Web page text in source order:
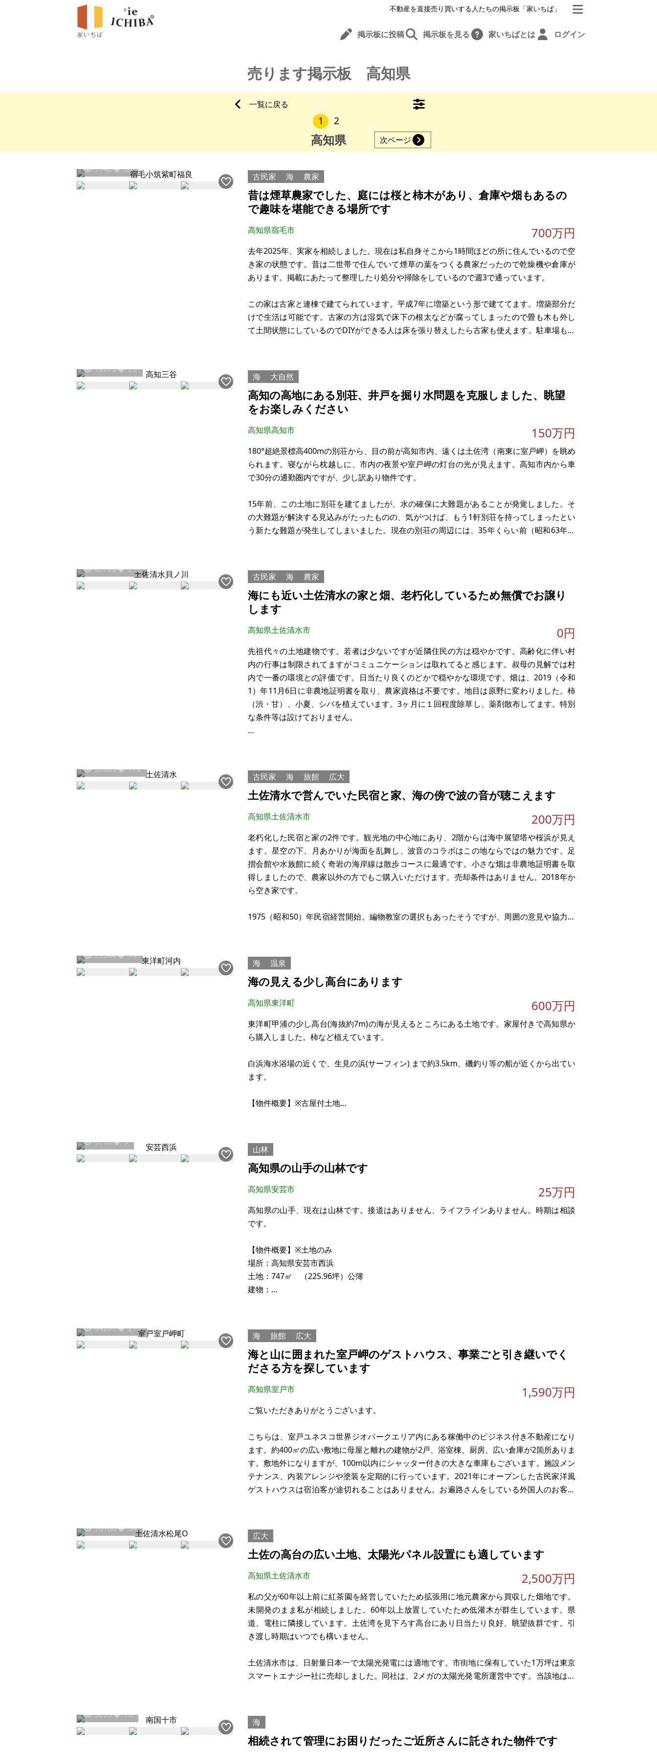
不動産を直接売り買いする人たちの掲示板「家いちば」
掲示板に投稿 掲示板を見る 家いちばとは ログイン
売ります掲示板 高知県
一覧に戻る
1 2
高知県 次ページ
5142 30
古民家 海 農家
昔は煙草農家でした、庭には桜と柿木があり、倉庫や畑もあるの
で趣味を堪能できる場所です
高知県宿毛市 700万円
去年2025年、実家を相続しました。現在は私自身そこから1時間ほどの所に住んでいるので空
き家の状態です。昔は二世帯で住んでいて煙草の葉をつくる農家だったので乾燥機や倉庫が
あります。掲載にあたって整理したり処分や掃除をしているので週3で通っています。
この家は古家と連棟で建てられています。平成7年に増築という形で建ててます。増築部分だ
けで生活は可能です。古家の方は湿気で床下の根太などが腐ってしまったので畳も木も外し
て土間状態にしているのでDIYができる人は床を張り替えしたら古家も使えます。駐車場も何
12076
26
海 大自然
高知の高地にある別荘、井戸を掘り水問題を克服しました、眺望
をお楽しみください
高知県高知市 150万円
180°超絶景標高400mの別荘から、目の前が高知市内、遠くは土佐湾（南東に室戸岬）を眺め
られます。寝ながら枕越しに、市内の夜景や室戸岬の灯台の光が見えます。高知市内から車
で30分の通勤圏内ですが、少し訳あり物件です。
15年前、この土地に別荘を建てましたが、水の確保に大難題があることが発覚しました。そ
の大難題が解決する見込みがたったものの、気がつけば、もう1軒別荘を持ってしまったとい
う新たな難題が発生してしまいました。現在の別荘の周辺には、35年くらい前（昭和63年）
43766
212
古民家 海 農家
海にも近い土佐清水の家と畑、老朽化しているため無償でお譲り
します
高知県土佐清水市 0円
先祖代々の土地建物です。若者は少ないですが近隣住民の方は穏やかです。高齢化に伴い村
内の行事は制限されてますがコミュニケーションは取れてると感じます。叔母の見解では村
内で一番の環境との評価です。日当たり良くのどかで穏やかな環境です。畑は、2019（令和
1）年11月6日に非農地証明書を取り、農家資格は不要です。地目は原野に変わりました。柿
（渋・甘）、小夏、シバを植えています。3ヶ月に１回程度除草し、薬剤散布してます。特別
な条件等は設けておりません。
成21）10年母他界し、慣習に従い引き継ぎました。
35689 172
古民家 海 旅館 広大
土佐清水で営んでいた民宿と家、海の傍で波の音が聴こえます
高知県土佐清水市 200万円
老朽化した民宿と家の2件です。観光地の中心地にあり、2階からは海中展望塔や桜浜が見え
ます。星空の下、月あかりが海面を乱舞し、波音のコラボはこの地ならではの魅力です。足
摺会館や水族館に続く奇岩の海岸線は散歩コースに最適です。小さな畑は非農地証明書を取
得しましたので、農家以外の方でもご購入いただけます。売却条件はありません。2018年か
ら空き家です。
1975（昭和50）年民宿経営開始。編物教室の選択もあったそうですが、周囲の意見や協力に
20344
74
海 温泉
海の見える少し高台にあります
高知県東洋町 600万円
東洋町甲浦の少し高台(海抜約7m)の海が見えるところにある土地です。家屋付きで高知県か
ら購入しました。柿など植えています。
白浜海水浴場の近くで、生見の浜(サーフィン) まで約3.5km、磯釣り等の船が近くから出てい
ます。
【物件概要】※古屋付土地
建物：60.45㎡(18.2坪)
構造：鉄筋コンクリートブロック造陸屋根平家建
現況：空き家
※現状有姿、および公簿売買でのお取引きとなります。
5796 9
山林
高知県の山手の山林です
高知県安芸市 25万円
高知県の山手、現在は山林です。接道はありません、ライフラインありません。時期は相談
です。
【物件概要】※土地のみ
場所：高知県安芸市西浜
土地：747㎡ （225.96坪）公簿
建物：
希望価格：25万円（相談可）
※現状有姿、および公簿売買でのお取引きとなります。
合意される場合もあります。
ります。ご購入に際しては十分ご留意の上、ご判断ください。
44201 216
海 旅館 広大
海と山に囲まれた室戸岬のゲストハウス、事業ごと引き継いでく
ださる方を探しています
高知県室戸市 1,590万円
ご覧いただきありがとうございます。
こちらは、室戸ユネスコ世界ジオパークエリア内にある稼働中のビジネス付き不動産になり
ます。約400㎡の広い敷地に母屋と離れの建物が2戸、浴室棟、厨房、広い倉庫が2箇所ありま
す。敷地外になりますが、100m以内にシャッター付きの大きな車庫もございます。施設メン
テナンス、内装アレンジや塗装を定期的に行っています。2021年にオープンした古民家洋風
ゲストハウスは宿泊客が途切れることはありません。お遍路さんをしている外国人のお客様
10188
34
広大
土佐の高台の広い土地、太陽光パネル設置にも適しています
高知県土佐清水市 2,500万円
私の父が60年以上前に紅茶園を経営していたため拡張用に地元農家から買収した畑地です。
未開発のまま私が相続しました。60年以上放置していたため低灌木が群生しています。県
道、電柱に隣接しています。土佐湾を見下ろす高台にあり日当たり良好、眺望抜群です。引
き渡し時期はいつでも構いません。
土佐清水市は、日射量日本一で太陽光発電には適地です。市街地に保有していた1万坪は東京
スマートエナジー社に売却しました。同社は、2メガの太陽光発電所運営中です。当該地は、
ライフラインは、電柱（6.6kv）に
9699 18
海
相続されて管理にお困りだったご近所さんに託された物件です